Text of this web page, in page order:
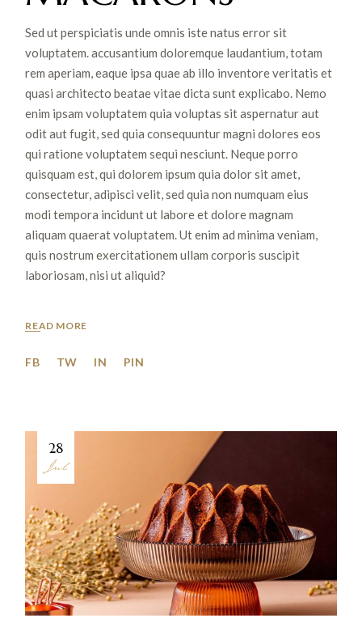
Sed ut perspiciatis unde omnis iste natus error sit
voluptatem. accusantium doloremque laudantium, totam
rem aperiam, eaque ipsa quae ab illo inventore veritatis et
quasi architecto beatae vitae dicta sunt explicabo. Nemo
enim ipsam voluptatem quia voluptas sit aspernatur aut
odit aut fugit, sed quia consequuntur magni dolores eos
qui ratione voluptatem sequi nesciunt. Neque porro
quisquam est, qui dolorem ipsum quia dolor sit amet,
consectetur, adipisci velit, sed quia non numquam eius
modi tempora incidunt ut labore et dolore magnam
aliquam quaerat voluptatem. Ut enim ad minima veniam,
quis nostrum exercitationem ullam corporis suscipit
laboriosam, nisi ut aliquid?
READ MORE
FB TW IN PIN
28
Jul